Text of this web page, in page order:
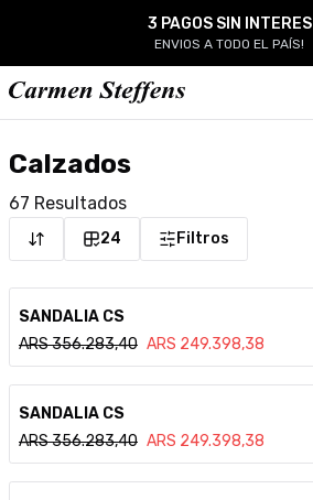
3 PAGOS SIN INTERES
ENVIOS A TODO EL PAÍS!
Calzados
67 Resultados
24 Filtros
SANDALIA CS
ARS356.283,40 ARS 249.398,38
SANDALIA CS
ARS356.283,40 ARS 249.398,38